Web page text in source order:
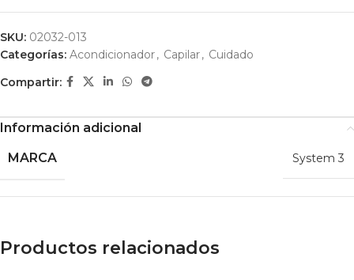
SKU: 02032-013
Categorías: Acondicionador, Capilar, Cuidado
Compartir:
Información adicional
MARCA
System 3
Productos relacionados